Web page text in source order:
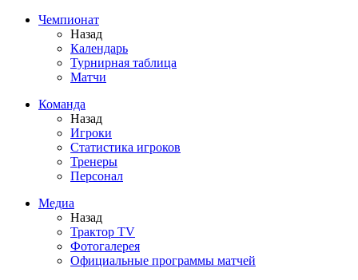
Чемпионат
Назад
Календарь
Турнирная таблица
Матчи
Команда
Назад
Игроки
Статистика игроков
Тренеры
Персонал
Медиа
Назад
Трактор TV
Фотогалерея
Официальные программы матчей